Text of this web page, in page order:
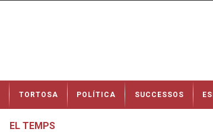
t
TORTOSA POLÍTICA SUCCESSOS
EL TEMPS